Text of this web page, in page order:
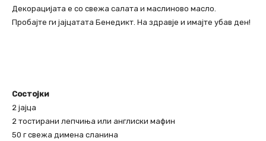
Декорацијата е со свежа салата и маслиново масло.
Пробајте ги јајцатата Бенедикт. На здравје и имајте убав ден!
Состојки
2 јајца
2 тостирани лепчиња или англиски мафин
50 г свежа димена сланина